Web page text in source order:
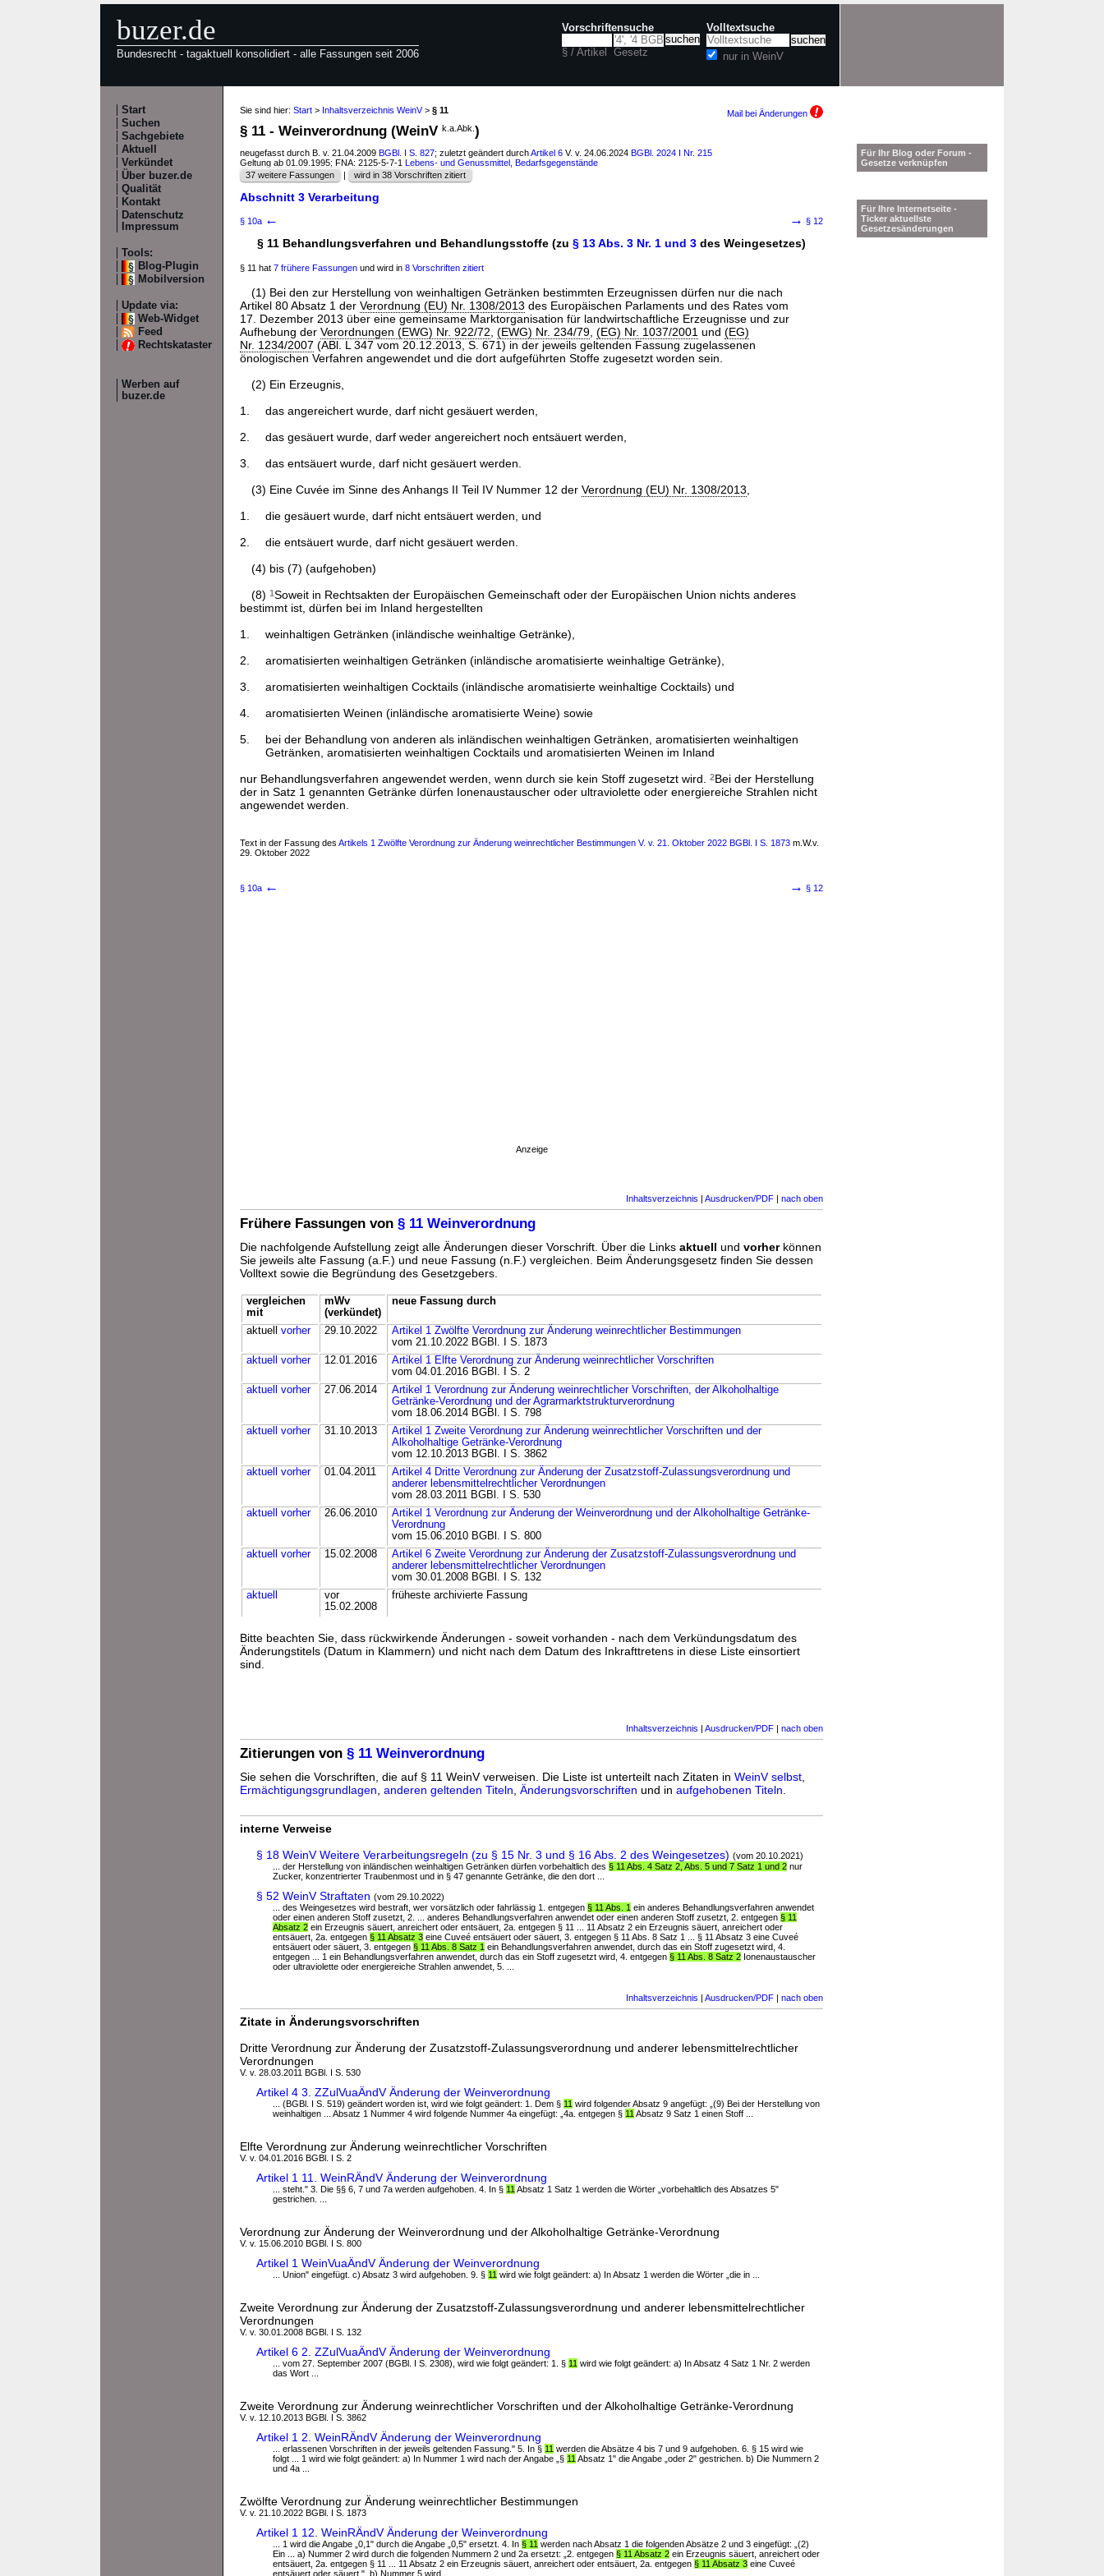
buzer.de
Bundesrecht - tagaktuell konsolidiert - alle Fassungen seit 2006
Vorschriftensuche
§ / Artikel Gesetz
Volltextsuche
nur in WeinV
Start
Suchen
Sachgebiete
Aktuell
Verkündet
Über buzer.de
Qualität
Kontakt
Datenschutz
Impressum
Tools:
Blog-Plugin
Mobilversion
Update via:
Web-Widget
Feed
Rechtskataster
Werben auf
buzer.de
Sie sind hier: Start > Inhaltsverzeichnis WeinV> § 11 Mail bei Änderungen
§ 11 - Weinverordnung (WeinV k.a.Abk. )
neugefasst durch B. v. 21.04.2009 BGBl. I S. 827; zuletzt geändert durchArtikel 6 V. v. 24.06.2024 BGBl. 2024 I Nr. 215
Geltung ab 01.09.1995; FNA: 2125-5-7-1 Lebens- und Genussmittel, Bedarfsgegenstände
37 weitere Fassungen
| wird in 38 Vorschriften zitiert
Abschnitt 3 Verarbeitung
§ 10a ← → § 12
§ 11 Behandlungsverfahren und Behandlungsstoffe (zu § 13 Abs. 3 Nr. 1 und 3 des Weingesetzes)
§ 11 hat 7 frühere Fassungen und wird in 8 Vorschriften zitiert
(1) Bei den zur Herstellung von weinhaltigen Getränken bestimmten Erzeugnissen dürfen nur die nach
Artikel 80 Absatz 1 der Verordnung (EU) Nr. 1308/2013 des Europäischen Parlaments und des Rates vom
17. Dezember 2013 über eine gemeinsame Marktorganisation für landwirtschaftliche Erzeugnisse und zur
Aufhebung der Verordnungen (EWG) Nr. 922/72 (EWG) Nr. 234/79 (EG) Nr. 1037/2001 und (EG)
Nr. 1234/2007 (ABl. L 347 vom 20.12.2013, S. 671) in der jeweils geltenden Fassung zugelassenen
önologischen Verfahren angewendet und die dort aufgeführten Stoffe zugesetzt worden sein.
(2) Ein Erzeugnis,
1.
das angereichert wurde, darf nicht gesäuert werden,
2.
das gesäuert wurde, darf weder angereichert noch entsäuert werden,
3.
das entsäuert wurde, darf nicht gesäuert werden.
(3) Eine Cuvée im Sinne des Anhangs II Teil IV Nummer 12 der Verordnung (EU) Nr. 1308/2013
1.
die gesäuert wurde, darf nicht entsäuert werden, und
2.
die entsäuert wurde, darf nicht gesäuert werden.
(4) bis (7) (aufgehoben)
(8) 1Soweit in Rechtsakten der Europäischen Gemeinschaft oder der Europäischen Union nichts anderes
bestimmt ist, dürfen bei im Inland hergestellten
1.
weinhaltigen Getränken (inländische weinhaltige Getränke),
2.
aromatisierten weinhaltigen Getränken (inländische aromatisierte weinhaltige Getränke),
3.
aromatisierten weinhaltigen Cocktails (inländische aromatisierte weinhaltige Cocktails) und
4.
aromatisierten Weinen (inländische aromatisierte Weine) sowie
5.
bei der Behandlung von anderen als inländischen weinhaltigen Getränken, aromatisierten weinhaltigen
Getränken, aromatisierten weinhaltigen Cocktails und aromatisierten Weinen im Inland
nur Behandlungsverfahren angewendet werden, wenn durch sie kein Stoff zugesetzt wird.
2Bei der Herstellung
der in Satz 1 genannten Getränke dürfen Ionenaustauscher oder ultraviolette oder energiereiche Strahlen nicht
angewendet werden.
Text in der Fassung des Artikels 1 Zwölfte Verordnung zur Änderung weinrechtlicher Bestimmungen V. v. 21. Oktober 2022 BGBl. I S. 1873 m.W.v.
29. Oktober 2022
§ 10a ← → § 12
Anzeige
Inhaltsverzeichnis | Ausdrucken/PDF | nach oben
Frühere Fassungen von § 11 Weinverordnung
Die nachfolgende Aufstellung zeigt alle Änderungen dieser Vorschrift. Über die Links aktuell und vorherkönnen
Sie jeweils alte Fassung (a.F.) und neue Fassung (n.F.) vergleichen. Beim Änderungsgesetz finden Sie dessen
Volltext sowie die Begründung des Gesetzgebers.
vergleichen
mit
mWv
(verkündet)
neue Fassung durch
aktuell vorher 29.10.2022
Artikel 1 Zwölfte Verordnung zur Änderung weinrechtlicher Bestimmungen
vom 21.10.2022 BGBl. I S. 1873
aktuell
vorher 12.01.2016
Artikel 1 Elfte Verordnung zur Änderung weinrechtlicher Vorschriften
vom 04.01.2016 BGBl. I S. 2
aktuell
vorher 27.06.2014
Artikel 1 Verordnung zur Änderung weinrechtlicher Vorschriften, der Alkoholhaltige
Getränke-Verordnung und der Agrarmarktstrukturverordnung
vom 18.06.2014 BGBl. I S. 798
aktuell
vorher 31.10.2013
Artikel 1 Zweite Verordnung zur Änderung weinrechtlicher Vorschriften und der
Alkoholhaltige Getränke-Verordnung
vom 12.10.2013 BGBl. I S. 3862
aktuell
vorher 01.04.2011
Artikel 4 Dritte Verordnung zur Änderung der Zusatzstoff-Zulassungsverordnung und
anderer lebensmittelrechtlicher Verordnungen
vom 28.03.2011 BGBl. I S. 530
aktuell
vorher 26.06.2010
Artikel 1 Verordnung zur Änderung der Weinverordnung und der Alkoholhaltige Getränke-
Verordnung
vom 15.06.2010 BGBl. I S. 800
aktuell
vorher 15.02.2008
Artikel 6 Zweite Verordnung zur Änderung der Zusatzstoff-Zulassungsverordnung und
anderer lebensmittelrechtlicher Verordnungen
vom 30.01.2008 BGBl. I S. 132
aktuell
vor
15.02.2008
früheste archivierte Fassung
Bitte beachten Sie, dass rückwirkende Änderungen - soweit vorhanden - nach dem Verkündungsdatum des
Änderungstitels (Datum in Klammern) und nicht nach dem Datum des Inkrafttretens in diese Liste einsortiert
sind.
Inhaltsverzeichnis | Ausdrucken/PDF | nach oben
Zitierungen von § 11 Weinverordnung
Sie sehen die Vorschriften, die auf § 11 WeinV verweisen. Die Liste ist unterteilt nach Zitaten in WeinV selbst
Ermächtigungsgrundlagen anderen geltenden Titeln Änderungsvorschriften und in aufgehobenen Titeln
interne Verweise
§ 18 WeinV Weitere Verarbeitungsregeln (zu § 15 Nr. 3 und § 16 Abs. 2 des Weingesetzes) (vom 20.10.2021)
... der Herstellung von inländischen weinhaltigen Getränken dürfen vorbehaltlich des § 11 Abs. 4 Satz 2, Abs. 5 und 7 Satz 1 und 2 nur
Zucker, konzentrierter Traubenmost und in § 47 genannte Getränke, die den dort ...
§ 52 WeinV Straftaten (vom 29.10.2022)
... des Weingesetzes wird bestraft, wer vorsätzlich oder fahrlässig 1. entgegen § 11 Abs. 1 ein anderes Behandlungsverfahren anwendet
oder einen anderen Stoff zusetzt, 2. ... anderes Behandlungsverfahren anwendet oder einen anderen Stoff zusetzt, 2. entgegen § 11
Absatz 2 ein Erzeugnis säuert, anreichert oder entsäuert, 2a. entgegen § 11 ... 11 Absatz 2 ein Erzeugnis säuert, anreichert oder
entsäuert, 2a. entgegen § 11 Absatz 3 eine Cuveé entsäuert oder säuert, 3. entgegen § 11 Abs. 8 Satz 1 ... § 11 Absatz 3 eine Cuveé
entsäuert oder säuert, 3. entgegen § 11 Abs. 8 Satz 1 ein Behandlungsverfahren anwendet, durch das ein Stoff zugesetzt wird, 4.
entgegen ... 1 ein Behandlungsverfahren anwendet, durch das ein Stoff zugesetzt wird, 4. entgegen § 11 Abs. 8 Satz 2 Ionenaustauscher
oder ultraviolette oder energiereiche Strahlen anwendet, 5. ...
Inhaltsverzeichnis | Ausdrucken/PDF | nach oben
Zitate in Änderungsvorschriften
Dritte Verordnung zur Änderung der Zusatzstoff-Zulassungsverordnung und anderer lebensmittelrechtlicher
Verordnungen
V. v. 28.03.2011 BGBl. I S. 530
Artikel 4 3. ZZulVuaÄndV Änderung der Weinverordnung
... (BGBl. I S. 519) geändert worden ist, wird wie folgt geändert: 1. Dem § 11 wird folgender Absatz 9 angefügt: „(9) Bei der Herstellung von
weinhaltigen ... Absatz 1 Nummer 4 wird folgende Nummer 4a eingefügt: „4a. entgegen § 11 Absatz 9 Satz 1 einen Stoff ...
Elfte Verordnung zur Änderung weinrechtlicher Vorschriften
V. v. 04.01.2016 BGBl. I S. 2
Artikel 1 11. WeinRÄndV Änderung der Weinverordnung
... steht." 3. Die §§ 6, 7 und 7a werden aufgehoben. 4. In § 11 Absatz 1 Satz 1 werden die Wörter „vorbehaltlich des Absatzes 5"
gestrichen. ...
Verordnung zur Änderung der Weinverordnung und der Alkoholhaltige Getränke-Verordnung
V. v. 15.06.2010 BGBl. I S. 800
Artikel 1 WeinVuaÄndV Änderung der Weinverordnung
... Union" eingefügt. c) Absatz 3 wird aufgehoben. 9. § 11 wird wie folgt geändert: a) In Absatz 1 werden die Wörter „die in ...
Zweite Verordnung zur Änderung der Zusatzstoff-Zulassungsverordnung und anderer lebensmittelrechtlicher
Verordnungen
V. v. 30.01.2008 BGBl. I S. 132
Artikel 6 2. ZZulVuaÄndV Änderung der Weinverordnung
... vom 27. September 2007 (BGBl. I S. 2308), wird wie folgt geändert: 1. § 11 wird wie folgt geändert: a) In Absatz 4 Satz 1 Nr. 2 werden
das Wort ...
Zweite Verordnung zur Änderung weinrechtlicher Vorschriften und der Alkoholhaltige Getränke-Verordnung
V. v. 12.10.2013 BGBl. I S. 3862
Artikel 1 2. WeinRÄndV Änderung der Weinverordnung
... erlassenen Vorschriften in der jeweils geltenden Fassung." 5. In § 11 werden die Absätze 4 bis 7 und 9 aufgehoben. 6. § 15 wird wie
folgt ... 1 wird wie folgt geändert: a) In Nummer 1 wird nach der Angabe „§ 11 Absatz 1" die Angabe „oder 2" gestrichen. b) Die Nummern 2
und 4a ...
Zwölfte Verordnung zur Änderung weinrechtlicher Bestimmungen
V. v. 21.10.2022 BGBl. I S. 1873
Artikel 1 12. WeinRÄndV Änderung der Weinverordnung
... 1 wird die Angabe „0,1" durch die Angabe „0,5" ersetzt. 4. In § 11 werden nach Absatz 1 die folgenden Absätze 2 und 3 eingefügt: „(2)
Ein ... a) Nummer 2 wird durch die folgenden Nummern 2 und 2a ersetzt: „2. entgegen § 11 Absatz 2 ein Erzeugnis säuert, anreichert oder
entsäuert, 2a. entgegen § 11 ... 11 Absatz 2 ein Erzeugnis säuert, anreichert oder entsäuert, 2a. entgegen § 11 Absatz 3 eine Cuveé
entsäuert oder säuert,". b) Nummer 5 wird ...
Für Ihr Blog oder Forum -
Gesetze verknüpfen
Für Ihre Internetseite -
Ticker aktuellste
Gesetzesänderungen